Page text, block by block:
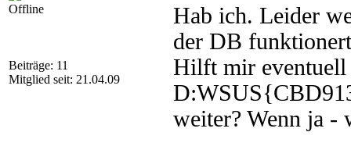
Offline
Beiträge: 11
Mitglied seit: 21.04.09
Hab ich. Leider
der DB
Hilft mir eventuell
weiter? Wenn ja -